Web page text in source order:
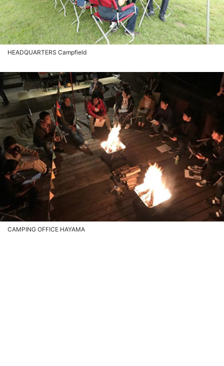
HEADQUARTERS Campfield
CAMPING OFFICE HAYAMA